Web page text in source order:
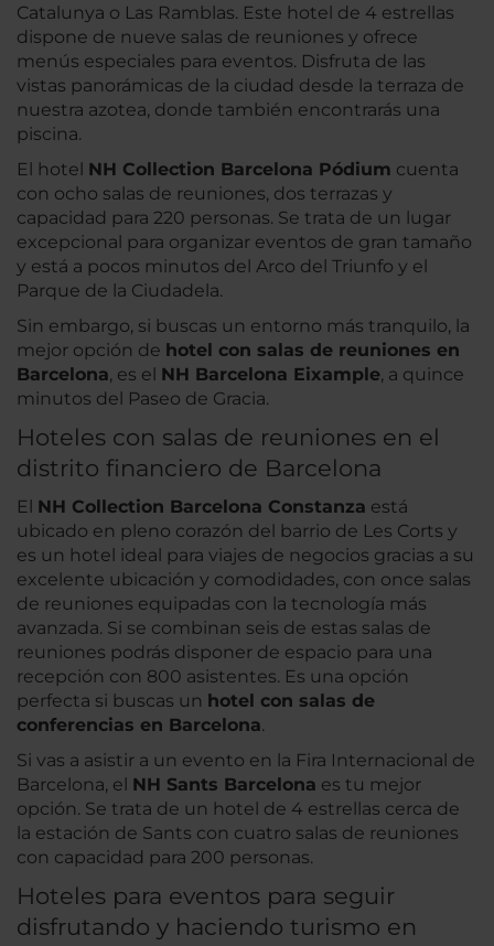
Catalunya o Las Ramblas. Este hotel de 4 estrellas
dispone de nueve salas de reuniones y ofrece
menús especiales para eventos. Disfruta de las
vistas panorámicas de la ciudad desde la terraza de
nuestra azotea, donde también encontrarás una
piscina.
El hotel NH Collection Barcelona Pódium cuenta
con ocho salas de reuniones, dos terrazas y
capacidad para 220 personas. Se trata de un lugar
excepcional para organizar eventos de gran tamaño
y está a pocos minutos del Arco del Triunfo y el
Parque de la Ciudadela.
Sin embargo, si buscas un entorno más tranquilo, la
mejor opción de hotel con salas de reuniones en
Barcelona, es el NH Barcelona Eixample, a quince
minutos del Paseo de Gracia.
Hoteles con salas de reuniones en el
distrito financiero de Barcelona
El NH Collection Barcelona Constanza está
ubicado en pleno corazón del barrio de Les Corts y
es un hotel ideal para viajes de negocios gracias a su
excelente ubicación y comodidades, con once salas
de reuniones equipadas con la tecnología más
avanzada. Si se combinan seis de estas salas de
reuniones podrás disponer de espacio para una
recepción con 800 asistentes. Es una opción
perfecta si buscas un hotel con salas de
conferencias en Barcelona.
Si vas a asistir a un evento en la Fira Internacional de
Barcelona, el NH Sants Barcelona es tu mejor
opción. Se trata de un hotel de 4 estrellas cerca de
la estación de Sants con cuatro salas de reuniones
con capacidad para 200 personas.
Hoteles para eventos para seguir
disfrutando y haciendo turismo en